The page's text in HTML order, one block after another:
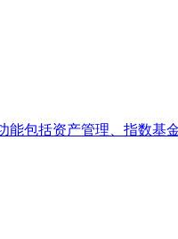
能包括资产管理、指数基